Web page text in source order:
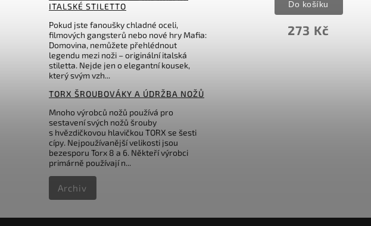
ITALSKÉ STILETTO
Pokud jste fanoušky chladné oceli,
filmových gangsterů nebo nové hry Mafia:
Domovina, nemůžete přehlédnout
legendu mezi noži – originální italská
stiletta. Nejde jen o elegantní kousek,
který svým vzh...
TORX ŠROUBOVÁKY A ÚDRŽBA NOŽŮ
Mnoho výrobců nožů používá pro
sestavení svých nožů šrouby
s hvězdičkovou hlavičkou TORX se šesti
cípy. Nejpoužívanější velikosti jsou
bezesporu Torx 8 a 6. Někteří výrobci
primárně používají n...
Archiv
398 Kč
Do košíku
273 Kč
Do košíku